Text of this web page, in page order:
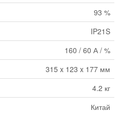
93 %
IP21S
160 / 60 А / %
315 x 123 x 177 мм
4.2 кг
Китай